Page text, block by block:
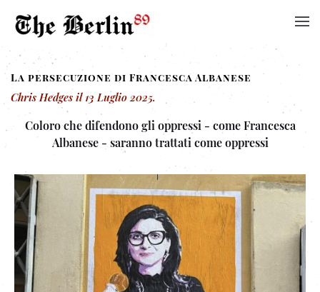
La persecuzione di Francesca Albanese
Chris Hedges il 13 Luglio 2025.
Coloro che difendono gli oppressi - come Francesca
Albanese - saranno trattati come oppressi